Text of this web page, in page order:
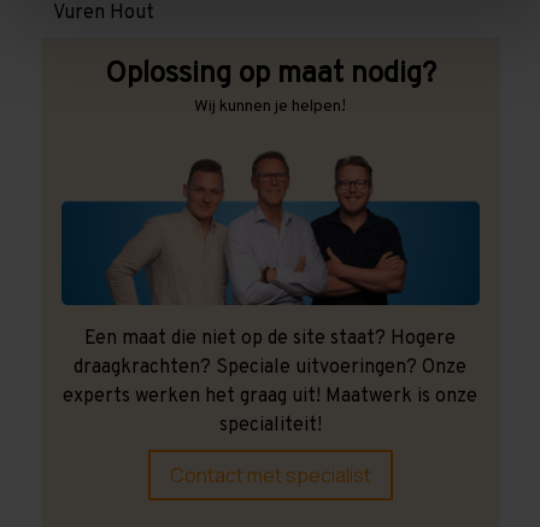
Vuren Hout
Oplossing op maat nodig?
Wij kunnen je helpen!
Een maat die niet op de site staat? Hogere
draagkrachten? Speciale uitvoeringen? Onze
experts werken het graag uit! Maatwerk is onze
specialiteit!
Contact met specialist